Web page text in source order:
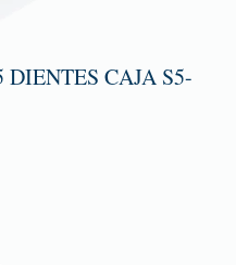
CAJA S5-